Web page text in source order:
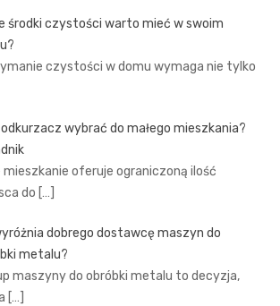
środki czystości warto mieć w swoim
czystości w domu wymaga nie tylko
wybrać do małego mieszkania?
mieszkanie oferuje ograniczoną ilość
do […]
dobrego dostawcę maszyn do
metalu?
maszyny do obróbki metalu to decyzja,
[…]